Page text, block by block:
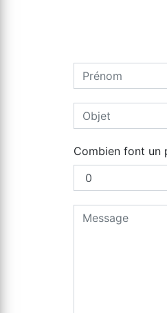
Combien font un